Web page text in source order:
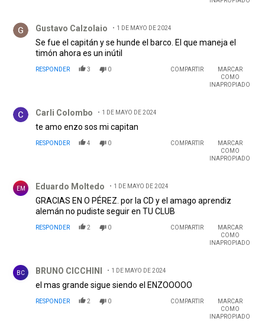
Gustavo Calzolaio 1 DE MAYO DE 2024
Se fue el capitán y se hunde el barco. El que maneja el
timón ahora es un inútil
RESPONDER 3 0 COMPARTIR
MARCAR
COMO
INAPROPIADO
Carli Colombo 1 DE MAYO DE 2024
te amo enzo sos mi capitan
RESPONDER 4 0 COMPARTIR
MARCAR
COMO
INAPROPIADO
EM Eduardo Moltedo 1 DE MAYO DE 2024
GRACIAS EN O PÉREZ. por la CD y el amago aprendiz
alemán no pudiste seguir en TU CLUB
RESPONDER 2 0 COMPARTIR
MARCAR
COMO
INAPROPIADO
BC BRUNO CICCHINI 1 DE MAYO DE 2024
el mas grande sigue siendo el ENZOOOOO
RESPONDER 2 0 COMPARTIR
MARCAR
COMO
INAPROPIADO